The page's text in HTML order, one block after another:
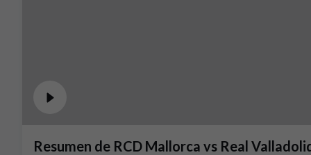
Resumen de RCD Mallorca vs Real